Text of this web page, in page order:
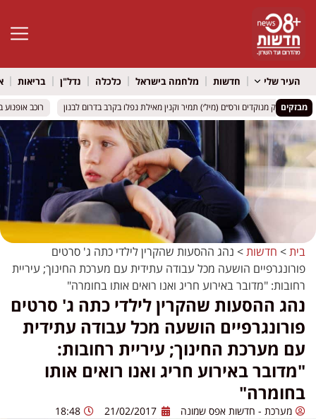
פתח
העיר שלי חדשות מלחמה בישראל כלכלה נדל"ן בריאות
מבזקיםמנוקדים ורס״ם (מיל׳) תמיר וקנין מאילת נפלו בקרב בדרום לבנון רוכב אופנוע בן 57 נפצע קשה בכביש 412 סמוך לאור יהודה מנוקדים ורס״ם (מיל׳) תמיר וקנין מאילת נפלו בקרב בדרום לבנון רוכב אופנוע בן 57 נפצע קשה בכביש 412 סמוך לאור יהודה
בית> חדשות> נהג ההסעות שהקרין לילדי כתה ג' סרטים
פורונגרפיים הושעה מכל עבודה עתידית עם מערכת החינוך; עיריית
רחובות: "מדובר באירוע חריג ואנו רואים אותו בחומרה"
נהג ההסעות שהקרין לילדי כתה ג' סרטים
פורונגרפיים הושעה מכל עבודה עתידית
עם מערכת החינוך; עיריית רחובות:
"מדובר באירוע חריג ואנו רואים אותו
בחומרה"
מערכת - חדשות אפס שמונה 21/02/2017
18:48